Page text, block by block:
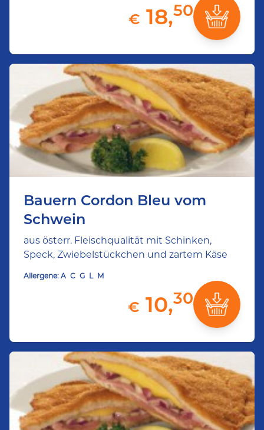
€ 18,50
Bauern Cordon Bleu vom
Schwein
aus österr. Fleischqualität mit Schinken,
Speck, Zwiebelstückchen und zartem Käse
Allergene: A C G L M
€ 10,30